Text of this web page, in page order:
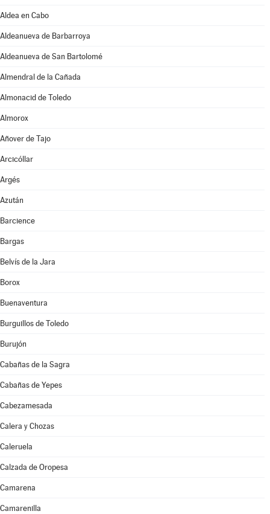
Aldea en Cabo
Aldeanueva de Barbarroya
Aldeanueva de San Bartolomé
Almendral de la Cañada
Almonacid de Toledo
Almorox
Añover de Tajo
Arcicóllar
Argés
Azután
Barcience
Bargas
Belvís de la Jara
Borox
Buenaventura
Burguillos de Toledo
Burujón
Cabañas de la Sagra
Cabañas de Yepes
Cabezamesada
Calera y Chozas
Caleruela
Calzada de Oropesa
Camarena
Camarenilla